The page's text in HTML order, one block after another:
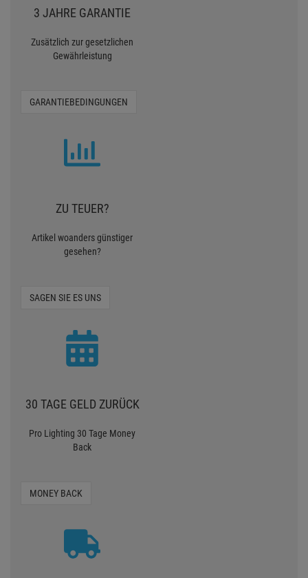
3 JAHRE GARANTIE
Zusätzlich zur gesetzlichen
Gewährleistung
GARANTIEBEDINGUNGEN
ZU TEUER?
Artikel woanders günstiger
gesehen?
SAGEN SIE ES UNS
30 TAGE GELD ZURÜCK
Pro Lighting 30 Tage Money
Back
MONEY BACK